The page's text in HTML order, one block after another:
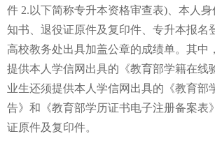
件 2.以下简称专升本资格审查表)、本人
知书、退役证原件及复印件、专升本报名
高校教务处出具加盖公章的成绩单。其中
提供本人学信网出具的《教育部学籍在线
业生还须提供本人学信网出具的《教育部
告》和《教育部学历证书电子注册备案表
证原件及复印件。